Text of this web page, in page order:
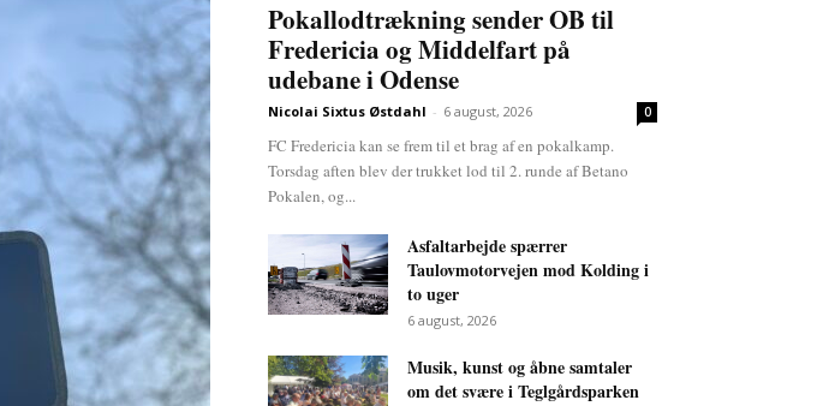
Pokallodtrækning sender OB til
Fredericia og Middelfart på
udebane i Odense
Nicolai Sixtus Østdahl - 6 august, 2026 0
FC Fredericia kan se frem til et brag af en pokalkamp.
Torsdag aften blev der trukket lod til 2. runde af Betano
Pokalen, og...
Asfaltarbejde spærrer
Taulovmotorvejen mod Kolding i
to uger
6 august, 2026
Musik, kunst og åbne samtaler
om det svære i Teglgårdsparken